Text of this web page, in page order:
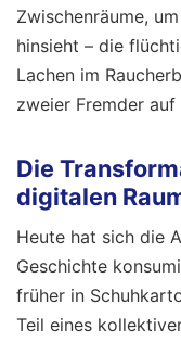
Zwischenräume,
hinsieht – die
Lachen im
zweier Fremder
Die
digitalen
Heute hat sich die
Geschichte
früher in
Teil eines